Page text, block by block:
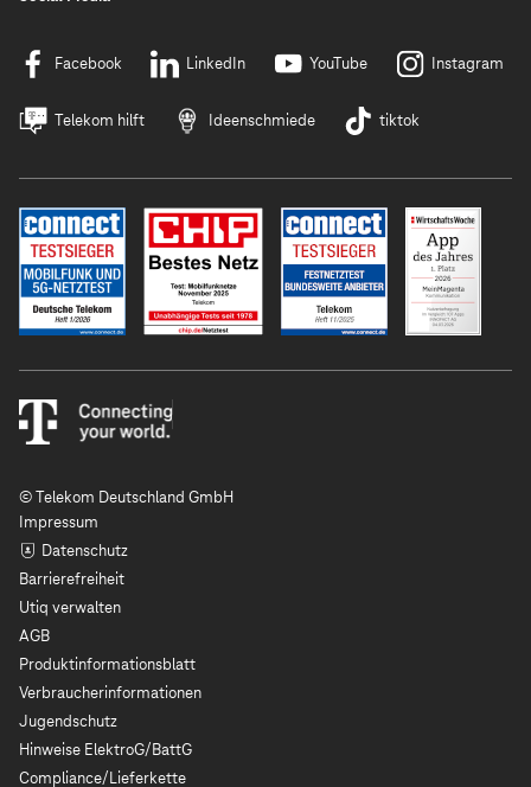
Facebook LinkedIn YouTube Instagram
Telekom hilft Ideenschmiede tiktok
© Telekom Deutschland GmbH
Impressum
Datenschutz
Barrierefreiheit
Utiq verwalten
AGB
Produktinformationsblatt
Verbraucherinformationen
Jugendschutz
Hinweise ElektroG/BattG
Compliance/Lieferkette